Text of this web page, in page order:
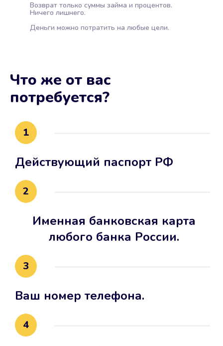
Возврат только суммы займа и процентов.
Ничего лишнего.
Деньги можно потратить на любые цели.
Что же от вас
потребуется?
1
Действующий паспорт РФ
2
Именная банковская карта
любого банка России.
3
Ваш номер телефона.
4